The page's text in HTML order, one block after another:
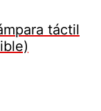
táctil